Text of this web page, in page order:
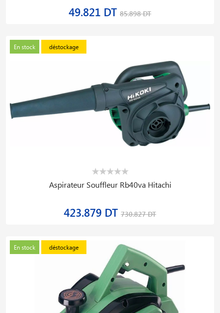
49.821 DT 85.898 DT
En stock déstockage
Aspirateur Souffleur Rb40va Hitachi
423.879 DT 730.827 DT
En stock déstockage